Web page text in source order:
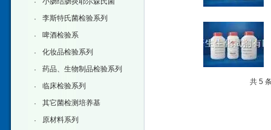
·
· 李斯特氏菌检验系列
· 啤酒检验系
· 化妆品检验系列
· 药品、生物制品检验系列
· 临床检验系列
· 其它菌检测培养基
· 原材料系列
共 5